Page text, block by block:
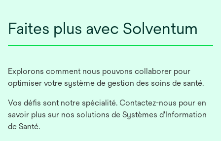
Faites plus avec Solventum
Explorons comment nous pouvons collaborer pour
optimiser votre système de gestion des soins de santé.
Vos défis sont notre spécialité. Contactez-nous pour en
savoir plus sur nos solutions de Systèmes d'Information
de Santé.